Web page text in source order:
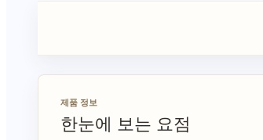
제품 정보
한눈에 보는 요점